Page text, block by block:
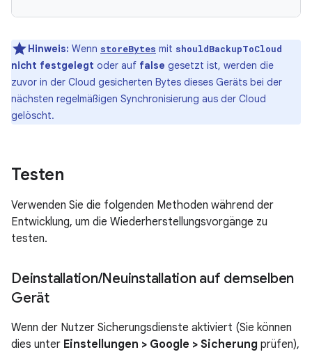
Hinweis: Wenn storeBytes mit shouldBackupToCloud
nicht festgelegt oder auf false gesetzt ist, werden die
zuvor in der Cloud gesicherten Bytes dieses Geräts bei der
nächsten regelmäßigen Synchronisierung aus der Cloud
gelöscht.
Testen
Verwenden Sie die folgenden Methoden während der
Entwicklung, um die Wiederherstellungsvorgänge zu
testen.
Deinstallation/Neuinstallation auf demselben
Gerät
Wenn der Nutzer Sicherungsdienste aktiviert (Sie können
dies unter Einstellungen > Google > Sicherung prüfen),